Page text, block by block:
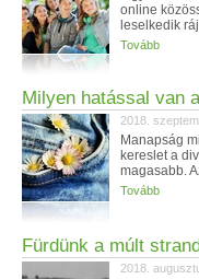
online
leselkedik
Tovább
Milyen hatással van
2018.
Manapság
kereslet a
magasabb.
Tovább
Fürdünk a múlt
2018.